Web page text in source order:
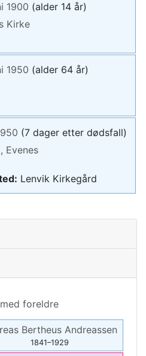
1900 (alder 14 år)
Kirke
1950 (alder 64 år)
(7 dager etter dødsfall)
Evenes
Lenvik Kirkegård
foreldre
Bertheus Andreassen
1841–1929